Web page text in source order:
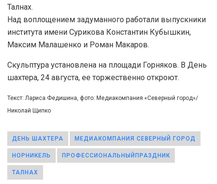
Талнах.
Над воплощением задуманного работали выпускники
института имени Сурикова Константин Кубышкин,
Максим Малашенко и Роман Макаров.
Скульптура установлена на площади Горняков. В День
шахтера, 24 августа, ее торжественно откроют.
Текст: Лариса Федишина, фото: Медиакомпания «Северный город»/
Николай Щипко
ДЕНЬ ШАХТЕРА МЕДИАКОМПАНИЯ СЕВЕРНЫЙ ГОРОД
НОРНИКЕЛЬ ПРОФЕССИОНАЛЬНЫЙПРАЗДНИК
ТАЛНАХ